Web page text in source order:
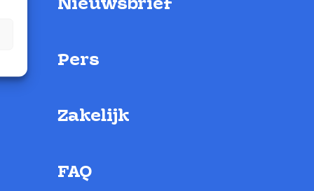
Nieuwsbrief
Pers
Zakelijk
FAQ